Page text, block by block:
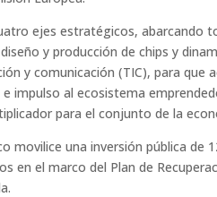
ejes estratégicos, abarcando
y producción de chips y
y comunicación (TIC), para que
impulso al ecosistema
para el conjunto de la
una inversión pública de
en el marco del Plan de